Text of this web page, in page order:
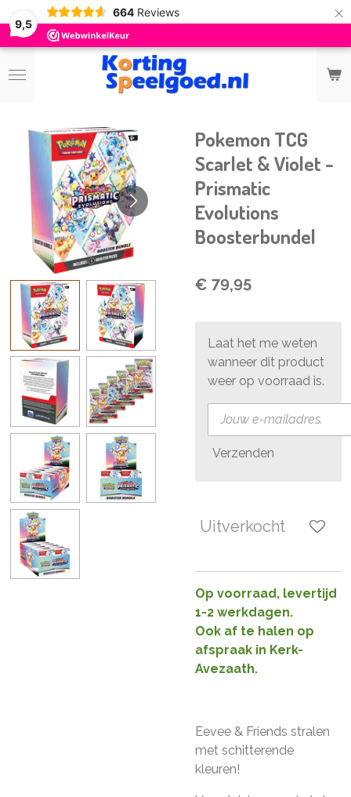
9,5
664 Reviews ×
Pokemon TCG
Scarlet & Violet -
Prismatic
Evolutions
Boosterbundel
€ 79,95
Laat het me weten
wanneer dit product
weer op voorraad is.
Verzenden
Uitverkocht
Op voorraad, levertijd
1-2 werkdagen.
Ook af te halen op
afspraak in Kerk-
Avezaath.
Eevee & Friends stralen
met schitterende
kleuren!